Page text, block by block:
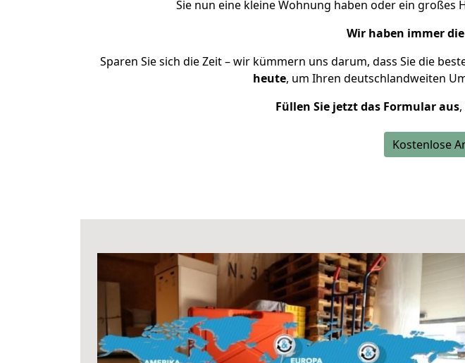
Sie nun eine kleine Wohnung haben oder ein großes
Wir haben immer
Sparen Sie sich die Zeit – wir kümmern uns darum, dass Sie die
heute, um Ihren deutschlandweiten
Füllen Sie jetzt das Formular aus
Kostenlose